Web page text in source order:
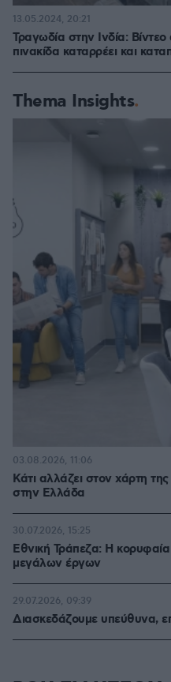
Τραγωδία στην Ινδία:
πινακίδα καταρρέει και
13.05.2024, 20:21
Thema Insights
Κάτι αλλάζει στον χάρτη
στην Ελλάδα
03.08.2026, 11:06
Εθνική Τράπεζα: Η
μεγάλων έργων
30.07.2026, 15:25
Διασκεδάζουμε υπεύθυνα,
29.07.2026, 09:39